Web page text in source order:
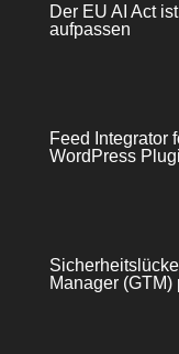
Der EU AI Act
aufpassen
Feed Integrator
WordPress
Manager